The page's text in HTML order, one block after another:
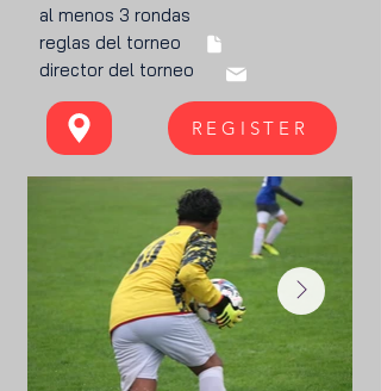
al menos 3 rondas
reglas del torneo
director del torneo
REGISTER